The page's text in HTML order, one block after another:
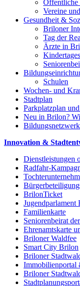
Öffentliche
Vereine
Gesundheit &
Briloner
Tag der
Ärzte in
Schulen
Wochen- und
Stadtplan
Parkplatzplan
Neu in Brilon?
Innovation &
Dienstleistungen
Radfahr-
BrilonTicket
Jugendparlament
Familienkarte
Seniorenbeirat
Ehrenamtskarte
Briloner Waldfee
Smart City Brilon
Briloner
Immobilienportal
Briloner